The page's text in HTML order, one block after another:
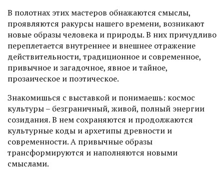
В полотнах этих мастеров обнажаются смыслы,
проявляются ракурсы нашего времени, возникают
новые образы человека и природы. В них причудливо
переплетается внутреннее и внешнее отражение
действительности, традиционное и современное,
привычное и загадочное, явное и тайное,
прозаическое и поэтическое.
Знакомишься с выставкой и понимаешь: космос
культуры – безграничный, живой, полный энергии
созидания. В нем сохраняются и продолжаются
культурные коды и архетипы древности и
современности. А привычные образы
трансформируются и наполняются новыми
смыслами.